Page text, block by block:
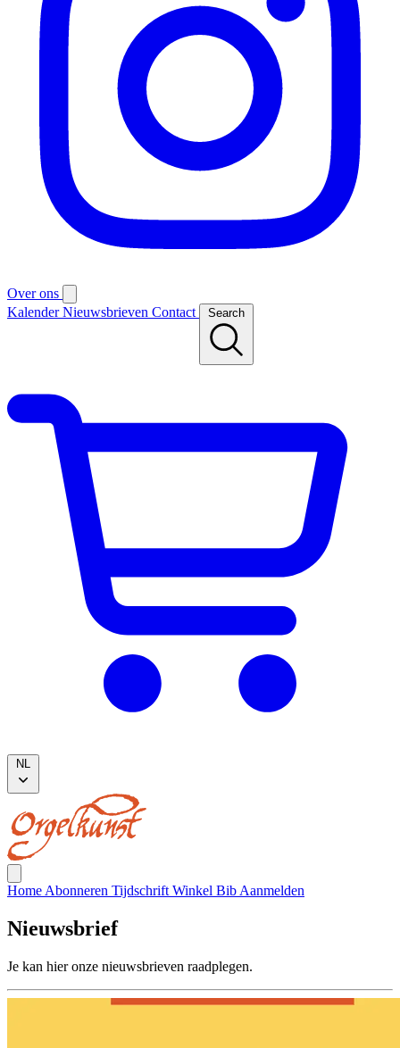
Over ons
KalenderNieuwsbrieven Contact Search
Home Abonneren Tijdschrift Winkel Bib Aanmelden
Nieuwsbrief
Je kan hier onze nieuwsbrieven raadplegen.